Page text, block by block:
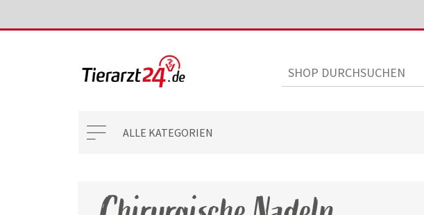
ALLE KATEGORIEN